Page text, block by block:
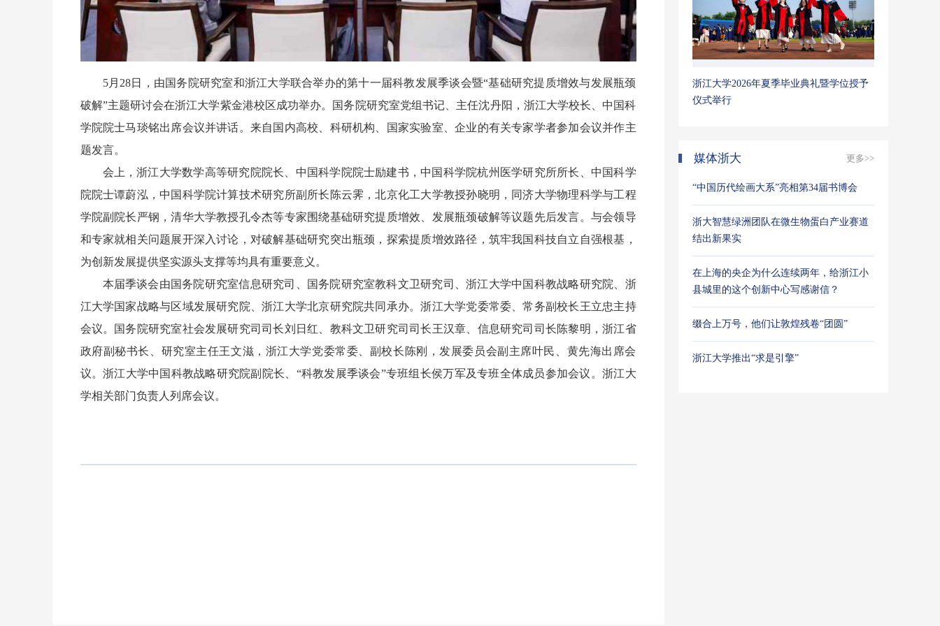
5月28日，由国务院研究室和浙江大学联合举办的第十一届科教发展季谈会暨“基础研究提质增效与发展瓶颈
破解”主题研讨会在浙江大学紫金港校区成功举办。国务院研究室党组书记、主任沈丹阳，浙江大学校长、中国科
学院院士马琰铭出席会议并讲话。来自国内高校、科研机构、国家实验室、企业的有关专家学者参加会议并作主
题发言。
会上，浙江大学数学高等研究院院长、中国科学院院士励建书，中国科学院杭州医学研究所所长、中国科学
院院士谭蔚泓，中国科学院计算技术研究所副所长陈云霁，北京化工大学教授孙晓明，同济大学物理科学与工程
学院副院长严钢，清华大学教授孔令杰等专家围绕基础研究提质增效、发展瓶颈破解等议题先后发言。与会领导
和专家就相关问题展开深入讨论，对破解基础研究突出瓶颈，探索提质增效路径，筑牢我国科技自立自强根基，
为创新发展提供坚实源头支撑等均具有重要意义。
本届季谈会由国务院研究室信息研究司、国务院研究室教科文卫研究司、浙江大学中国科教战略研究院、浙
江大学国家战略与区域发展研究院、浙江大学北京研究院共同承办。浙江大学党委常委、常务副校长王立忠主持
会议。国务院研究室社会发展研究司司长刘日红、教科文卫研究司司长王汉章、信息研究司司长陈黎明，浙江省
政府副秘书长、研究室主任王文滋，浙江大学党委常委、副校长陈刚，发展委员会副主席叶民、黄先海出席会
议。浙江大学中国科教战略研究院副院长、“科教发展季谈会”专班组长侯万军及专班全体成员参加会议。浙江大
学相关部门负责人列席会议。
浙江大学2026年夏季毕业典礼暨学位授予
仪式举行
媒体浙大 更多>>
“中国历代绘画大系”亮相第34届书博会
浙大智慧绿洲团队在微生物蛋白产业赛道
结出新果实
在上海的央企为什么连续两年，给浙江小
县城里的这个创新中心写感谢信？
缀合上万号，他们让敦煌残卷“团圆”
浙江大学推出“求是引擎”